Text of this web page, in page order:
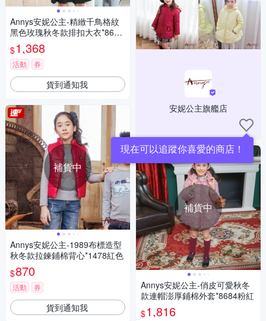
Annys安妮公主-精緻千鳥格紋
黑色玫瑰秋冬款排扣大衣*8657
黑色
$1,368
活動 券
貨到通知我
補貨中
Annys安妮公主-1989布標造型
秋冬款拉鍊鋪棉背心*1478紅色
$870
活動 券
貨到通知我
安妮公主旗艦店
補貨中
Annys安妮公主-俏皮可愛秋冬
款連帽澎厚鋪棉外套*8684粉紅
$1,816